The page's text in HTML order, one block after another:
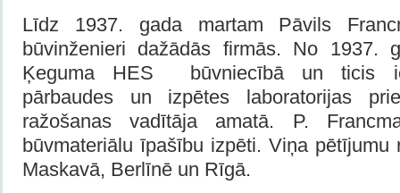
Līdz 1937. gada martam Pāvils
būvinženieri dažādās firmās. No 1937.
Ķeguma HES būvniecībā un ticis
pārbaudes un izpētes laboratorijas
ražošanas vadītāja amatā. P.
būvmateriālu īpašību izpēti. Viņa pētījumu
Maskavā, Berlīnē un Rīgā.